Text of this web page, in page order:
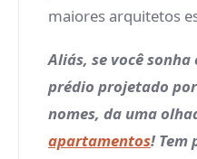
maiores arquitetos
Aliás, se você
prédio projetado
nomes, da uma
apartamentos! Tem